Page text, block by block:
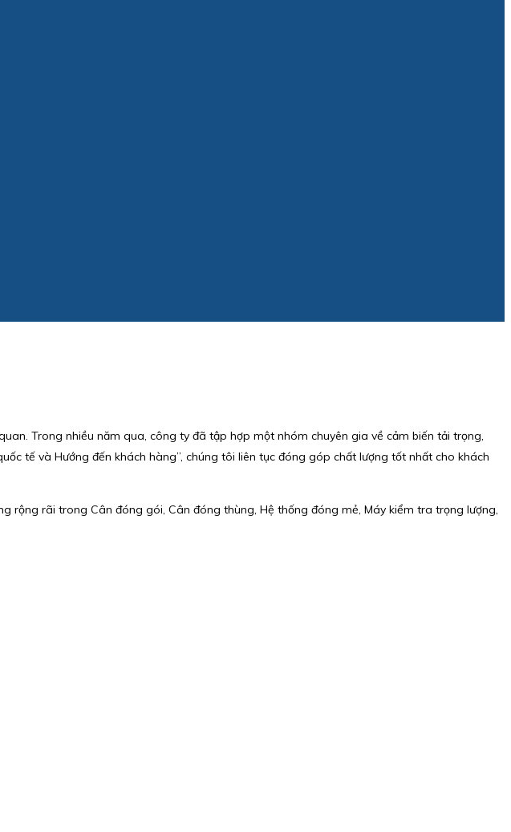
Trong nhiều năm qua, công ty đã tập hợp một nhóm chuyên gia về cảm biến tải trọng,
tế và Hướng đến khách hàng”, chúng tôi liên tục đóng góp chất lượng tốt nhất cho khách
rộng rãi trong Cân đóng gói, Cân đóng thùng, Hệ thống đóng mẻ, Máy kiểm tra trọng lượng,